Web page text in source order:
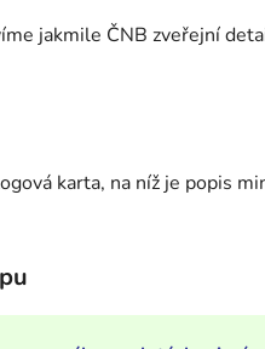
jakmile ČNB zveřejní
karta, na níž je popis